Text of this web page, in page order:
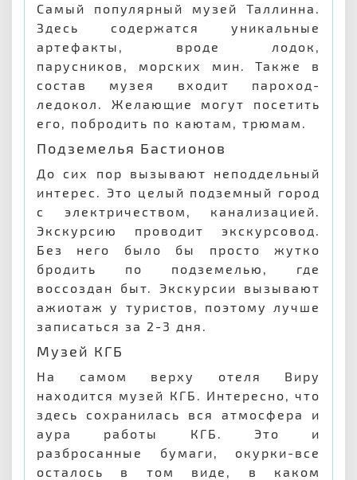
Самый популярный музей Таллинна.
Здесь содержатся уникальные
артефакты, вроде лодок,
парусников, морских мин. Также в
состав музея входит пароход-
ледокол. Желающие могут посетить
его, побродить по каютам, трюмам.
Подземелья Бастионов
До сих пор вызывают неподдельный
интерес. Это целый подземный город
с электричеством, канализацией.
Экскурсию проводит экскурсовод.
Без него было бы просто жутко
бродить по подземелью, где
воссоздан быт. Экскурсии вызывают
ажиотаж у туристов, поэтому лучше
записаться за 2-3 дня.
Музей КГБ
На самом верху отеля Виру
находится музей КГБ. Интересно, что
здесь сохранилась вся атмосфера и
аура работы КГБ. Это и
разбросанные бумаги, окурки-все
осталось в том виде, в каком